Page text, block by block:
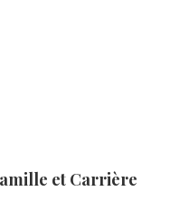
et Carrière